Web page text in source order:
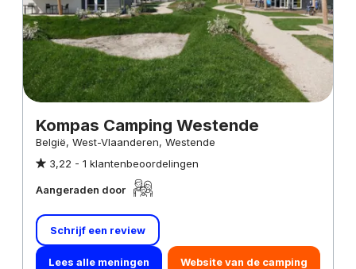
Kompas Camping Westende
België, West-Vlaanderen, Westende
3,22 - 1 klantenbeoordelingen
Aangeraden door
Schrijf een review
Lees alle meningen Website van de camping